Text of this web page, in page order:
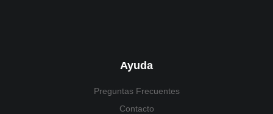
Ayuda
Preguntas Frecuentes
Contacto